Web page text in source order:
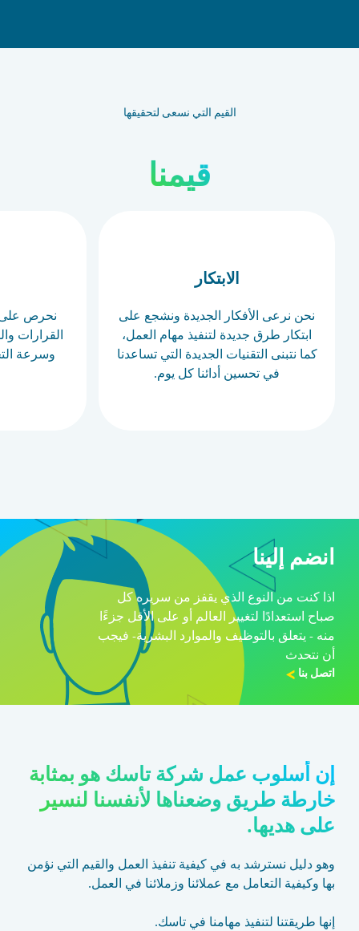
القيم التي نسعى لتحقيقها
قيمنا
الابتكار
نحن نرعى الأفكار الجديدة ونشجع على
ابتكار طرق جديدة لتنفيذ مهام العمل،
كما نتبنى التقنيات الجديدة التي تساعدنا
في تحسين أدائنا كل يوم.
نحرص على
القرارات
وسرعة
انضم إلينا
اذا كنت من النوع الذي يقفز من سريره كل
صباح استعدادًا لتغيير العالم أو على الأقل جزءًا
منه - يتعلق بالتوظيف والموارد البشرية- فيجب
أن نتحدث
اتصل بنا
إن أسلوب عمل شركة تاسك هو بمثابة
خارطة طريق وضعناها لأنفسنا لنسير
على هديها.
وهو دليل نسترشد به في كيفية تنفيذ العمل والقيم التي نؤمن
بها وكيفية التعامل مع عملائنا وزملائنا في العمل.
إنها طريقتنا لتنفيذ مهامنا في تاسك.